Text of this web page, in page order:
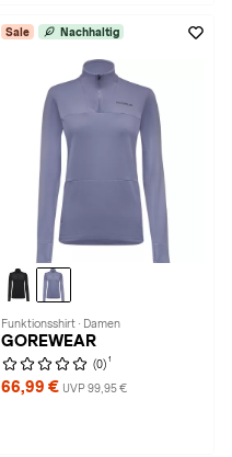
Sale Nachhaltig
Funktionsshirt · Damen
GOREWEAR
(0) 1
66,99 € UVP 99,95 €